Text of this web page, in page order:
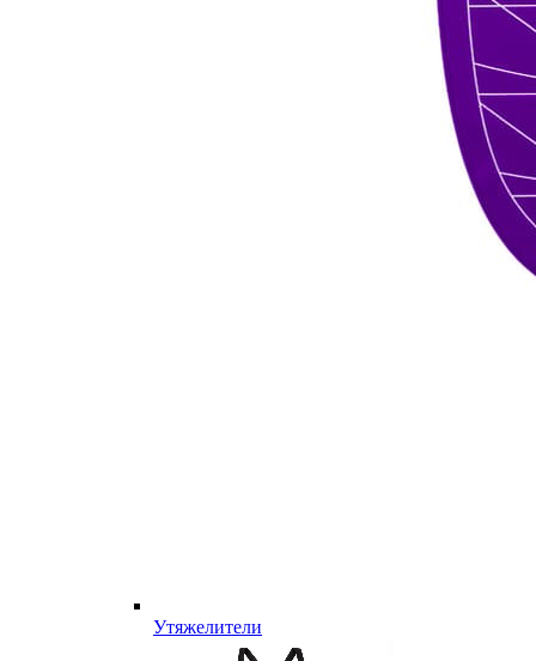
Утяжелители